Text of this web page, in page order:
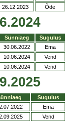
26.12.2023 Õde
Sünniaeg
Sugulus
30.06.2022
Ema
10.06.2024
Vend
10.06.2024 Vend
Sugulus
Ema
Vend